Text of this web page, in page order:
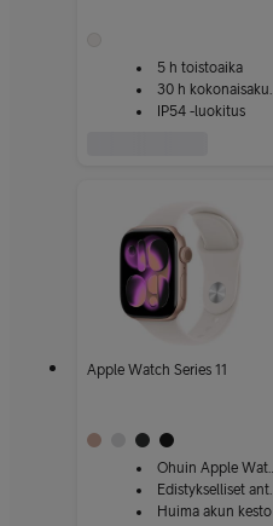
5 h toistoaika
30 h kokonaisakunkesto
IP54 -luokitus
Apple Watch Series 11
Ohuin Apple Watch
Edistykselliset anturit
Huima akun kesto